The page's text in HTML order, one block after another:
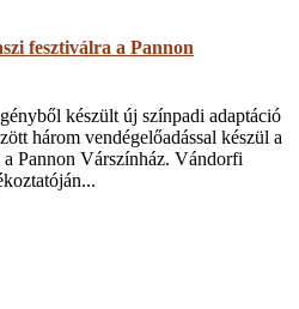
fesztiválra a Pannon
készült új színpadi adaptáció
három vendégelőadással készül a
Pannon Várszínház. Vándorfi